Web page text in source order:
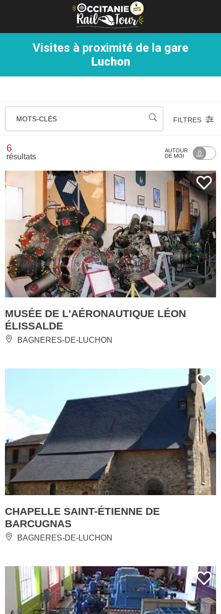
Panneau de gestion des cookies
Visites à proximité de la gare
Luchon
MOTS-CLÉS FILTRES
6
résultats
AUTOUR
DE MOI
MUSÉE DE L'AÉRONAUTIQUE LÉON
ÉLISSALDE
BAGNERES-DE-LUCHON
CHAPELLE SAINT-ÉTIENNE DE
BARCUGNAS
BAGNERES-DE-LUCHON